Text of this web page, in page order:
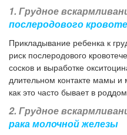
1. Грудное
послеродового
Прикладывание ребенка к
риск послеродового
сосков и выработке
длительном контакте мамы
как это часто бывает в
2. Грудное
рака молочной железы